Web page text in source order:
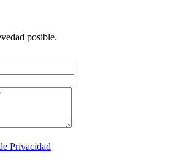
posible.
Privacidad